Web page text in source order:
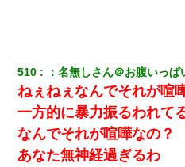
結婚生活10ヶ月目で嫁から一方
された
小学生の妹が20代の弟とチュー
見てから実家を出た。それから
くもう堕胎できない月なんだと
510 ：名無しさん＠お腹いっぱ
ねぇねぇなんでそれが喧
一方的に暴力振るわれて
なんでそれが喧嘩なの？
あなた無神経過ぎるわ